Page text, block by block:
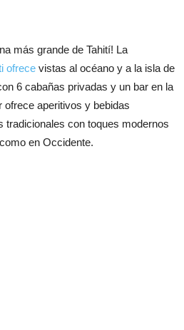
más grande de Tahití! La
ofrece vistas al océano y a la isla de
6 cabañas privadas y un bar en la
ofrece aperitivos y bebidas
tradicionales con toques modernos
en Occidente.